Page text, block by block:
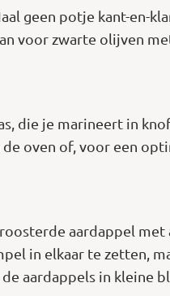
geen potje kant-en-
voor zwarte olijven
die je marineert in
oven of, voor een
aardappel
in elkaar te zetten,
aardappels in kleine